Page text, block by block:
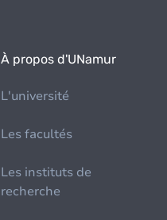
À propos d'UNamur
L'université
Les facultés
Les instituts de
recherche